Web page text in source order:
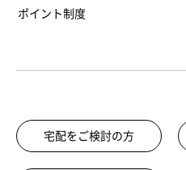
ポイント制度
宅配をご検討の方